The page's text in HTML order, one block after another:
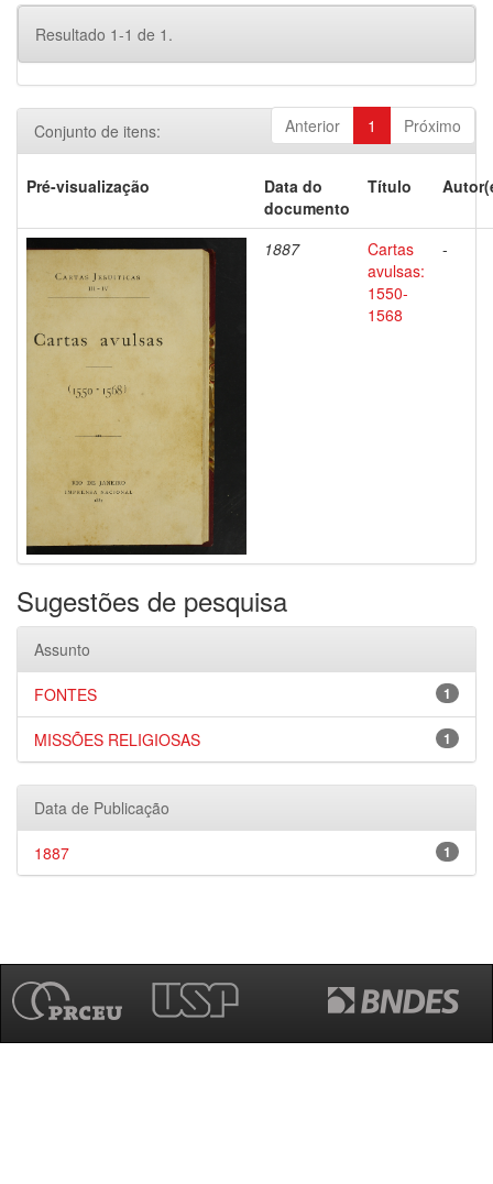
Resultado 1-1 de 1.
Anterior 1 Próximo
Conjunto de itens:
Pré-visualização
Data do
documento
Título
1887
Cartas
avulsas:
1550-
1568
-
Sugestões de pesquisa
Assunto
1
FONTES
1
MISSÕES RELIGIOSAS
Data de Publicação
1
1887